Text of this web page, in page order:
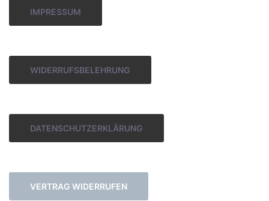
IMPRESSUM
WIDERRUFSBELEHRUNG
DATENSCHUTZERKLÄRUNG
VERTRAG WIDERRUFEN